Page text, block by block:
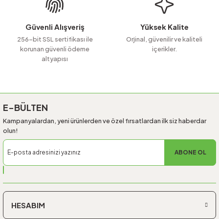
Bu ürüne benzer farklı alternatifler olmalı.
Güvenli Alışveriş
256-bit SSL sertifikası ile
korunan güvenli ödeme
altyapısı
Yüksek Kalite
Orjinal, güvenilir ve kaliteli
içerikler.
E-BÜLTEN
Kampanyalardan, yeni ürünlerden ve özel fırsatlardan ilk siz haberdar
olun!
ABONE OL
HESABIM